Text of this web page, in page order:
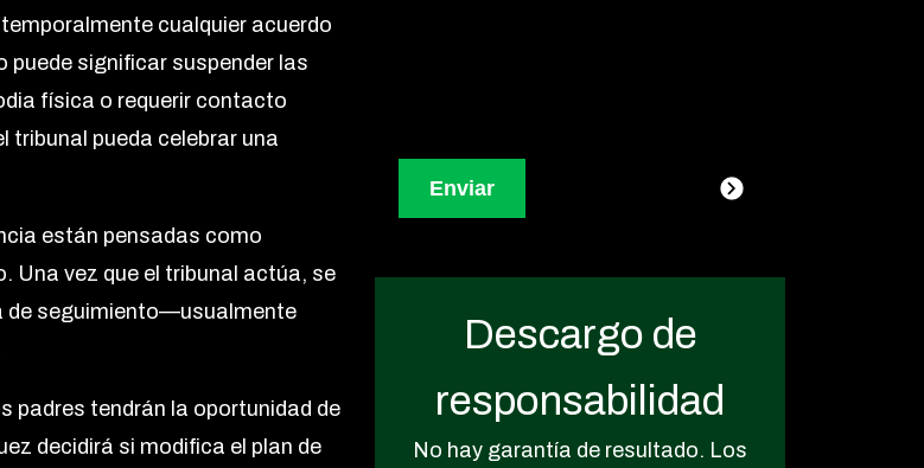
cualquier acuerdo
puede significar suspender las
física o requerir contacto
tribunal pueda celebrar una
están pensadas como
Una vez que el tribunal actúa, se
de seguimiento—usualmente
padres tendrán la oportunidad de
decidirá si modifica el plan de
Descargo de
responsabilidad
No hay garantía de resultado. Los